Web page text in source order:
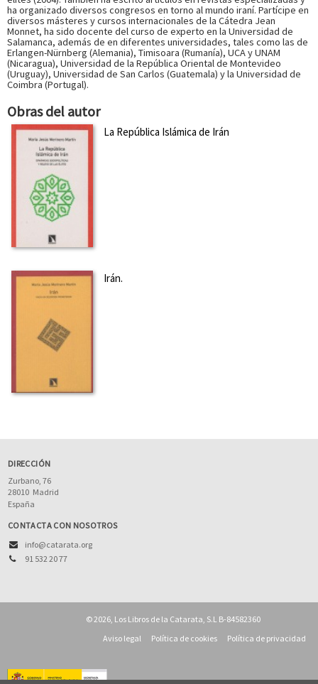
ha organizado diversos congresos en torno al mundo iraní. Partícipe en
diversos másteres y cursos internacionales de la Cátedra Jean
Monnet, ha sido docente del curso de experto en la Universidad de
Salamanca, además de en diferentes universidades, tales como las de
Erlangen-Nürnberg (Alemania), Timisoara (Rumanía), UCA y UNAM
(Nicaragua), Universidad de la República Oriental de Montevideo
(Uruguay), Universidad de San Carlos (Guatemala) y la Universidad de
Coimbra (Portugal).
Obras del autor
La República Islámica de Irán
Irán.
DIRECCIÓN
Zurbano, 76
28010 Madrid
España
CONTACTA CON NOSOTROS
info@catarata.org
91 532 20 77
© 2026, Los Libros de la Catarata, S.L B-84582360
Aviso legal
Política de cookies Política de privacidad